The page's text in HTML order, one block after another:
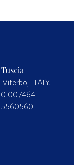
ITALY.
007464